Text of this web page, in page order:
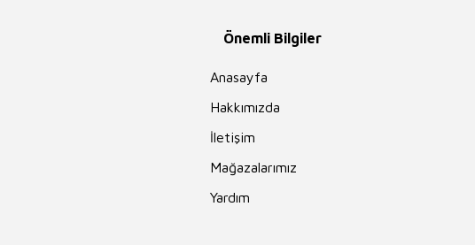
Önemli Bilgiler
Anasayfa
Hakkımızda
İletişim
Mağazalarımız
Yardım